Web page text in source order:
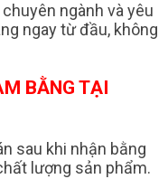
ngành và yêu
ngay từ đầu, không
BẰNG TẠI
sau khi nhận bằng
lượng sản phẩm.